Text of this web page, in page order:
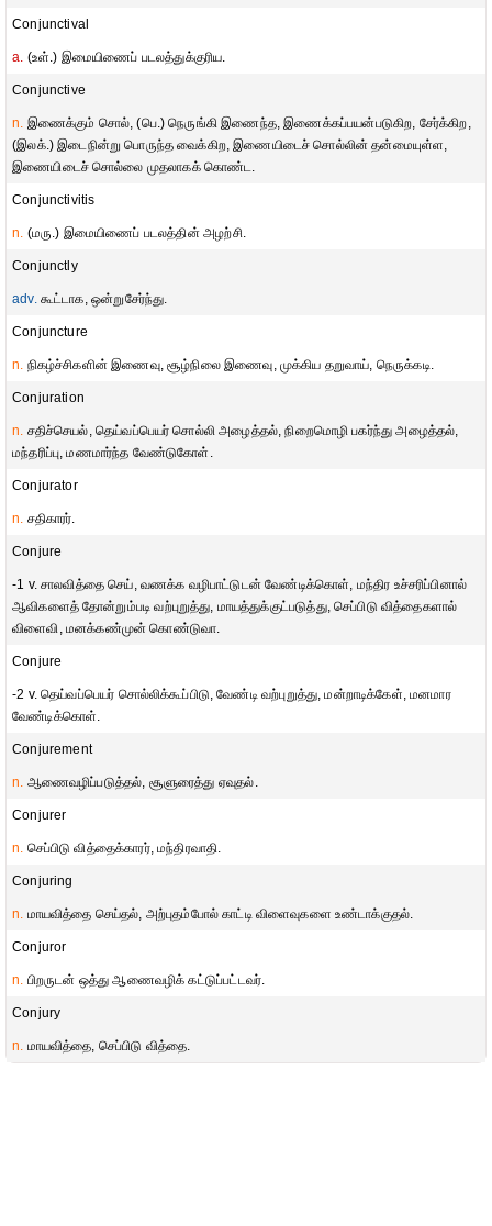
Conjunctival
a. (உள்.) இமையிணைப் படலத்துக்குரிய.
Conjunctive
n. இணைக்கும் சொல், (பெ.) நெருங்கி இணைந்த, இணைக்கப்பயன்படுகிற, சேர்க்கிற,
(இலக்.) இடைநின்று பொருந்த வைக்கிற, இணையிடைச் சொல்லின் தன்மையுள்ள,
இணையிடைச் சொல்லை முதலாகக் கொண்ட.
Conjunctivitis
n. (மரு.) இமையிணைப் படலத்தின் அழற்சி.
Conjunctly
adv.கூட்டாக, ஒன்றுசேர்ந்து.
Conjuncture
n. நிகழ்ச்சிகளின் இணைவு, சூழ்நிலை இணைவு, முக்கிய தறுவாய், நெருக்கடி.
Conjuration
n. சதிச்செயல், தெய்வப்பெயர் சொல்லி அழைத்தல், நிறைமொழி பகர்ந்து அழைத்தல்,
மந்தரிப்பு, மணமார்ந்த வேண்டுகோள்.
Conjurator
n. சதிகாரர்.
Conjure
-1 v. சாலவித்தை செய், வணக்க வழிபாட்டுடன் வேண்டிக்கொள், மந்திர உச்சரிப்பினால்
ஆவிகளைத் தோன்றும்படி வற்புறுத்து, மாயத்துக்குட்படுத்து, செப்பிடு வித்தைகளால்
விளைவி, மனக்கண்முன் கொண்டுவா.
Conjure
-2 v. தெய்வப்பெயர் சொல்லிக்கூப்பிடு, வேண்டி வற்புறுத்து, மன்றாடிக்கேள், மனமார
வேண்டிக்கொள்.
Conjurement
n. ஆணைவழிப்படுத்தல், சூளுரைத்து ஏவுதல்.
Conjurer
n. செப்பிடு வித்தைக்காரர், மந்திரவாதி.
Conjuring
n. மாயவித்தை செய்தல், அற்புதம்போல் காட்டி விளைவுகளை உண்டாக்குதல்.
Conjuror
n. பிறருடன் ஒத்து ஆணைவழிக் கட்டுப்பட்டவர்.
Conjury
n. மாயவித்தை, செப்பிடு வித்தை.